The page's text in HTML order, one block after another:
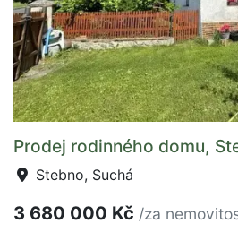
Prodej rodinného domu,
Stebno, Suchá
3 680 000 Kč /za